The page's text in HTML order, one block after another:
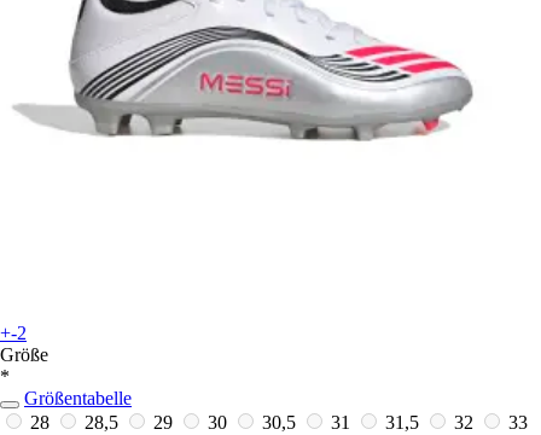
+-2
Größe
*
Größentabelle
28
28,5 29 30 30,5 31 31,5 32
33